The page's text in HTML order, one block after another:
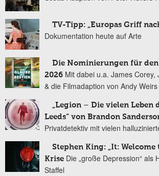
TV-Tipp: „Europas Griff
Dokumentation heute auf Arte
Die Nominierungen für
2026 Mit dabei u.a. James Corey,
& die Filmadaption von Andy Weirs
„Legion – Die vielen Leben
Leeds“ von Brandon
Privatdetektiv mit vielen
Stephen King: „It:
Krise Die „große Depression“ als
Staffel